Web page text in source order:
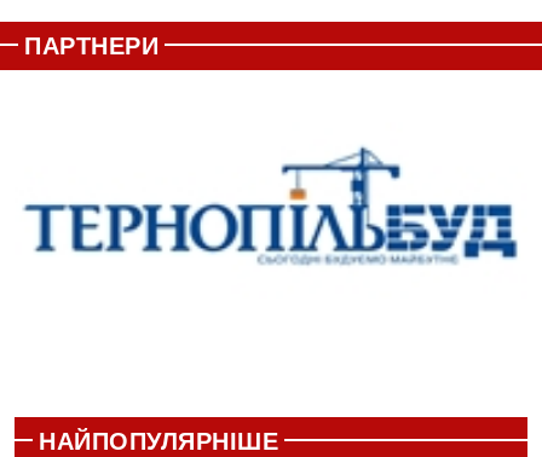
ПАРТНЕРИ
НАЙПОПУЛЯРНІШЕ